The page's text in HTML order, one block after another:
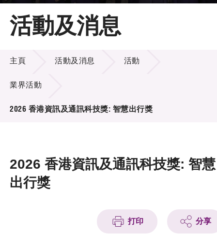
主頁
關於LSCM
技術商品化
項目及資助計劃
新聞中心
活動及消息
活動及消息
主頁 活動及消息 活動
業界活動
2026 香港資訊及通訊科技獎: 智慧出行獎
2026 香港資訊及通訊科技獎: 智慧
出行獎
打印 分享